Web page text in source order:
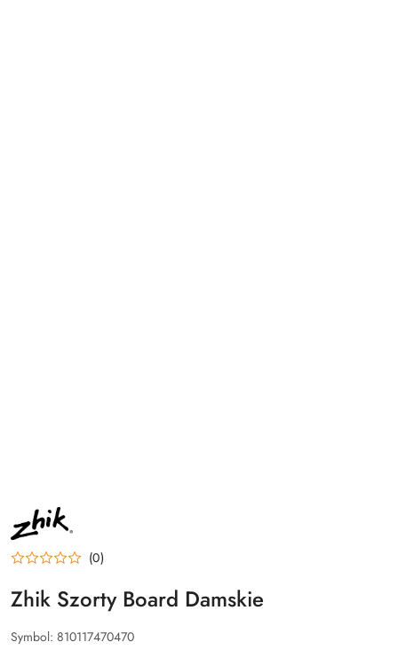
NAZWA
PRODUCENTA:
ZHIK
(0)
Zhik Szorty Board Damskie
Symbol: 810117470470